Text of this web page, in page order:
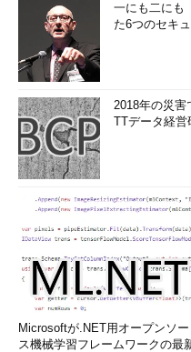
一にも二にも
た6つのセキ
2018年の災害
TTデータ経営
Microsoftが.NET用オープンソー
ス機械学習フレームワークの最